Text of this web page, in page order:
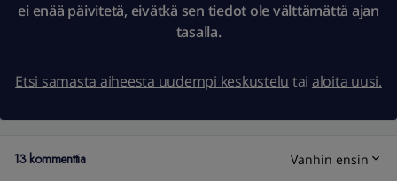
ei enää päivitetä, eivätkä sen tiedot ole välttämättä ajan
tasalla.
Etsi samasta aiheesta uudempi keskustelu tai aloita uusi.
13 kommenttia Vanhin ensin